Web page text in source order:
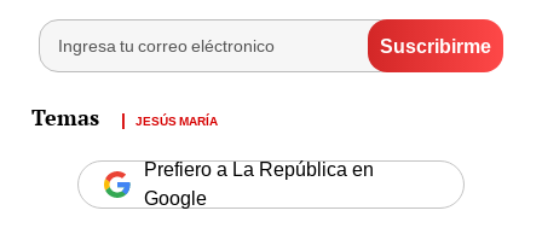
JESÚS MARÍA
Prefiero a La República en
Google